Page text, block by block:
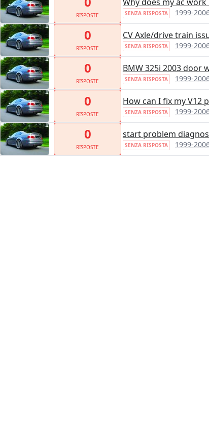
RISPOSTE SENZA RISPOSTA 1999-
0
RISPOSTE
CV Axle/drive train
SENZA RISPOSTA 1999-
0
RISPOSTE
BMW 325i 2003 door
SENZA RISPOSTA 1999-
0
RISPOSTE
How can I fix my V12
SENZA RISPOSTA 1999-
0
RISPOSTE
start problem
SENZA RISPOSTA 1999-